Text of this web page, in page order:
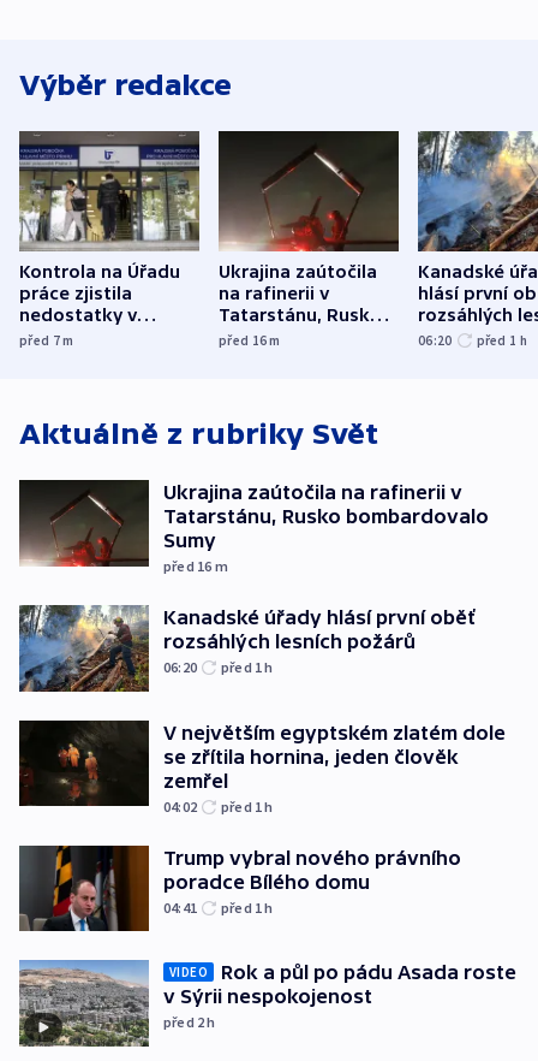
Výběr redakce
Kontrola na Úřadu
práce zjistila
nedostatky v
účetnictví za 5,6
před 7m
Ukrajina zaútočila
na rafinerii v
Tatarstánu, Rusko
bombardovalo
před 16m
Kanadské
hlásí první
rozsáhlých
požárů
06:20 před 1 h
Aktuálně z rubriky Svět
Ukrajina zaútočila na rafinerii v
Tatarstánu, Rusko bombardovalo
Sumy
před 16 m
Kanadské úřady hlásí první oběť
rozsáhlých lesních požárů
06:20 před 1h
V největším egyptském zlatém dole
se zřítila hornina, jeden člověk
zemřel
04:02 před 1h
Trump vybral nového právního
poradce Bílého domu
04:41 před 1h
VIDEO
Rok a půl po pádu Asada roste
v Sýrii nespokojenost
před 2h